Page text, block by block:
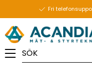
Fri